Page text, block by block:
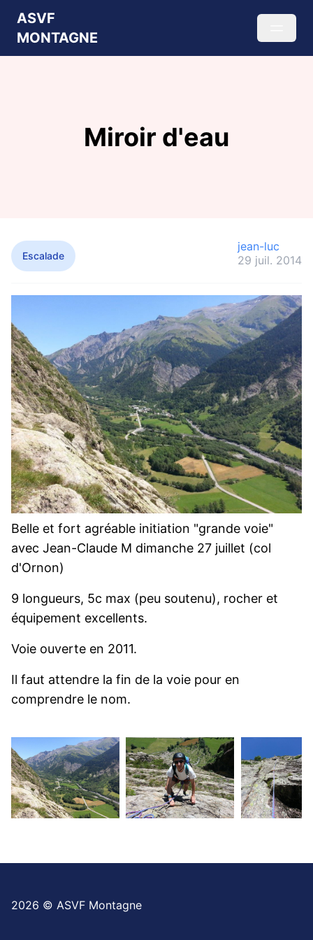
ASVF
MONTAGNE
Miroir d'eau
Escalade
jean-luc
29 juil. 2014
Belle et fort agréable initiation "grande voie"
avec Jean-Claude M dimanche 27 juillet (col
d'Ornon)
9 longueurs, 5c max (peu soutenu), rocher et
équipement excellents.
Voie ouverte en 2011.
Il faut attendre la fin de la voie pour en
comprendre le nom.
2026 © ASVF Montagne